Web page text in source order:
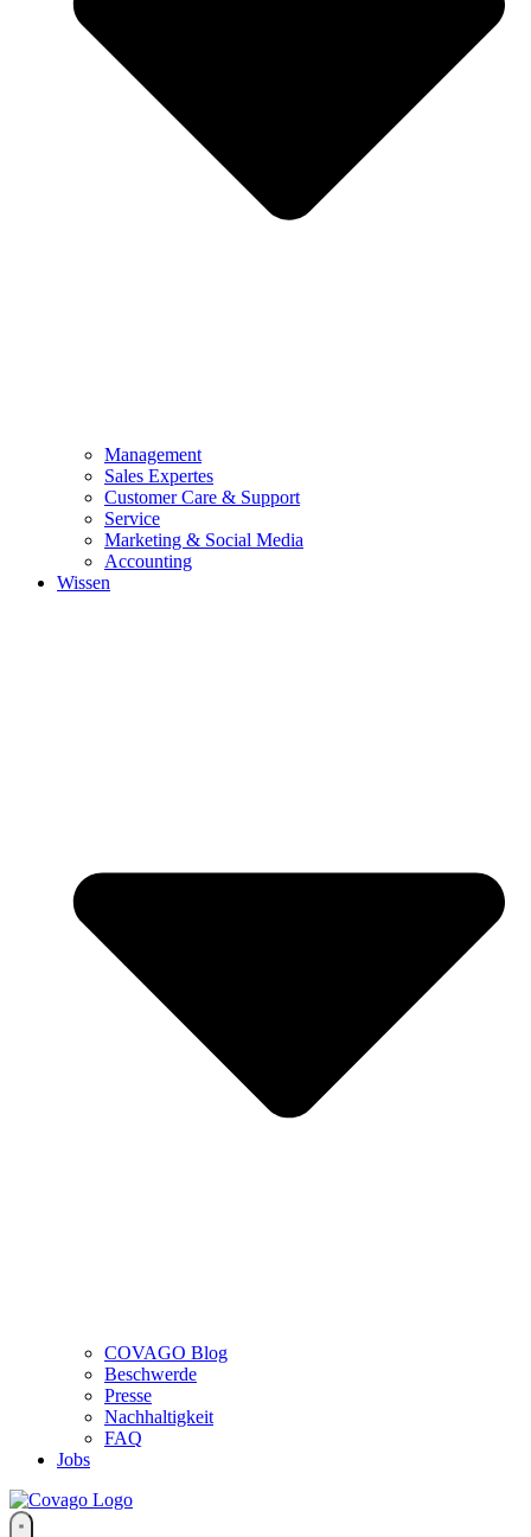
Management
Sales Expertes
Customer Care & Support
Service
Marketing & Social Media
Accounting
Wissen
COVAGO Blog
Beschwerde
Presse
Nachhaltigkeit
FAQ
Jobs